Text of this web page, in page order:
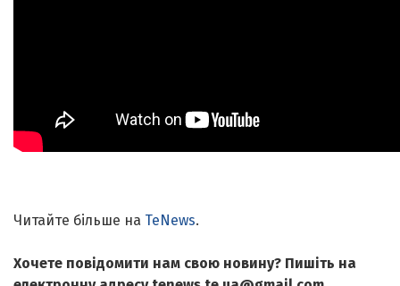
Читайте більше на TeNews.
Хочете повідомити нам свою новину? Пишіть на